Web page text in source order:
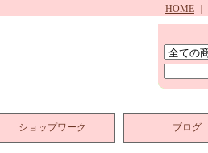
HOME
ショップワーク ブログ